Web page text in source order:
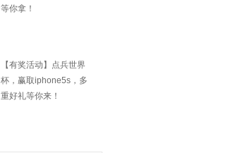
等你拿！
【有奖活动】点兵世界
杯，赢取iphone5s，多
重好礼等你来！